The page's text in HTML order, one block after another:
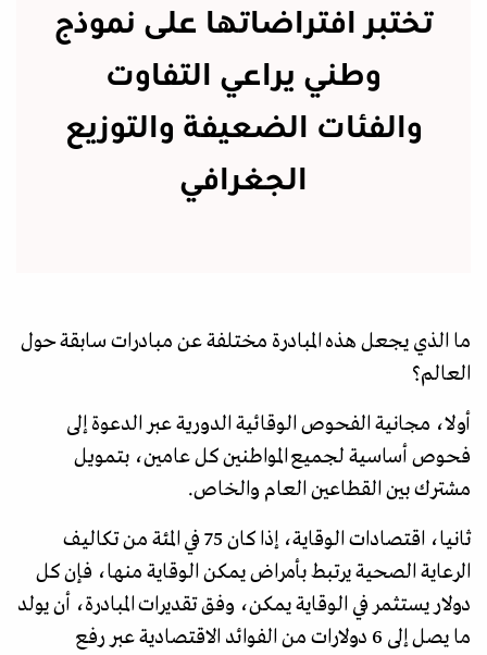
تختبر افتراضاتها على نموذج
وطني يراعي التفاوت
والفئات الضعيفة والتوزيع
الجغرافي
ما الذي يجعل هذه المبادرة مختلفة عن مبادرات سابقة حول
العالم؟
أولا، مجانية الفحوص الوقائية الدورية عبر الدعوة إلى
فحوص أساسية لجميع المواطنين كل عامين، بتمويل
مشترك بين القطاعين العام والخاص.
ثانيا، اقتصادات الوقاية، إذا كان 75 في المئة من تكاليف
الرعاية الصحية يرتبط بأمراض يمكن الوقاية منها، فإن كل
دولار يستثمر في الوقاية يمكن، وفق تقديرات المبادرة، أن يولد
ما يصل إلى 6 دولارات من الفوائد الاقتصادية عبر رفع